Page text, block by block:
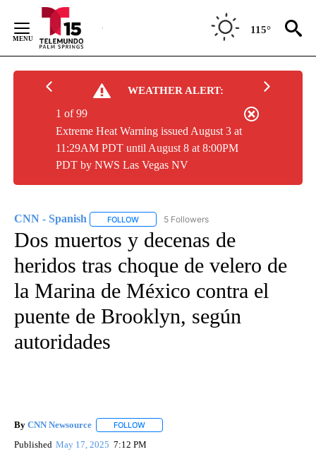
Content
115°
WEATHER ALERT:
Extreme Heat Warning issued August 3 at
11:29AM PDT until August 8 at 8:00PM
PDT by NWS Las Vegas NV
1 of 99
CNN - Spanish FOLLOW FOLLOW "CNN - SPANISH" TO RECEIVE
5 Followers
Dos muertos y decenas de
heridos tras choque de velero de
la Marina de México contra el
puente de Brooklyn, según
autoridades
By CNN Newsource FOLLOW
Published May 17, 2025 7:12 PM